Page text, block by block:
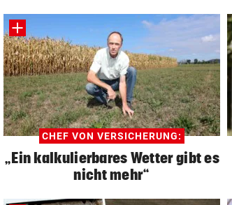
CHEF VON VERSICHERUNG:
„Ein kalkulierbares Wetter gibt es
nicht mehr“